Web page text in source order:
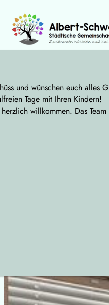
Inhalt
springen
und wünschen euch alles
Tage mit Ihren Kindern!
willkommen. Das